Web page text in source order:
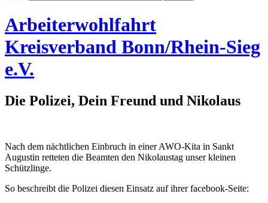
Arbeiterwohlfahrt
Kreisverband Bonn/Rhein-Sieg
e.V.
Die Polizei, Dein Freund und Nikolaus
Nach dem nächtlichen Einbruch in einer AWO-Kita in Sankt
Augustin retteten die Beamten den Nikolaustag unser kleinen
Schützlinge.
So beschreibt die Polizei diesen Einsatz auf ihrer facebook-Seite: